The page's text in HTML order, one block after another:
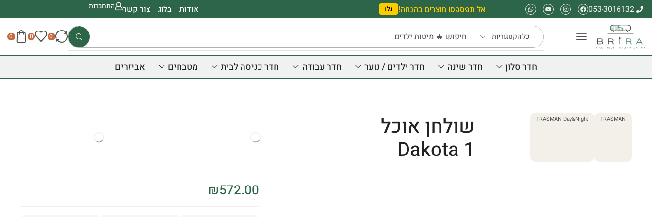
053-3016132 אל תפספסו מוצרים בהנחה! גלו אודות בלוג צור קשר התחברות
חיפוש 🔥 מיטות ילדים 0
0
0
חדר סלון חדר שינה חדר ילדים / נוער חדר עבודה חדר כניסה לבית מטבחים אביזרים
TRASMAN
TRASMAN Day&Night
שולחן אוכל
Dakota 1
₪572.00